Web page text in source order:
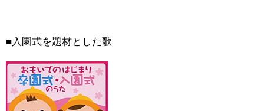
■入園式を題材とした歌